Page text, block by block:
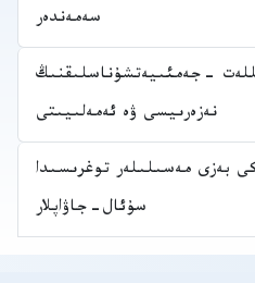
سەمەندەر
-جەمئىيەتشۇناسلىقنىڭ
نەزەرىيسى ۋە ئەمەلىيىتى
بەزى مەسىلىلەر توغرىسىدا
سۇئال-جاۋاپلار